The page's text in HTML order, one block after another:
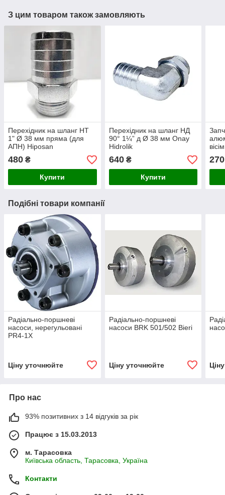
З цим товаром також замовляють
Перехідник на шланг НТ
1" Ø 38 мм пряма (для
АПН) Hiposan
480 ₴
Купити
Перехідник на шланг НД
90° 1¼” д Ø 38 мм Onay
Hidrolik
640₴
Купити
270
Подібні товари компанії
Радіально-поршневі
насоси, нерегульовані
PR4-1X
Ціну уточнюйте
Радіально-поршневі
насоси BRK 501/502 Bieri
Ціну уточнюйте
Про нас
93% позитивних з 14 відгуків за рік
Працює з 15.03.2013
м. Тарасовка
Київська область, Тарасовка, Україна
Контакти